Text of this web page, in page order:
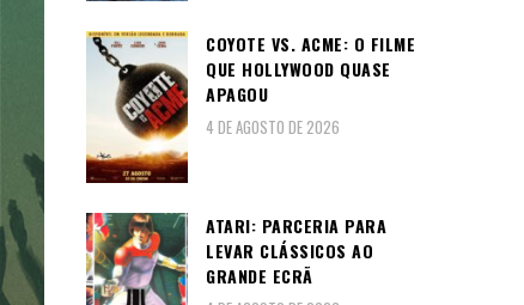
COYOTE VS. ACME: O FILME
QUE HOLLYWOOD QUASE
APAGOU
4 DE AGOSTO DE 2026
ATARI: PARCERIA PARA
LEVAR CLÁSSICOS AO
GRANDE ECRÃ